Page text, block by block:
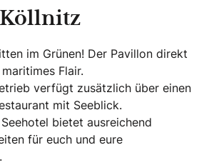
im Grünen! Der Pavillon direkt
Flair.
verfügt zusätzlich über einen
mit Seeblick.
bietet ausreichend
für euch und eure